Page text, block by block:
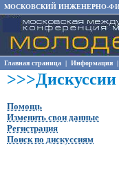
МОСКОВСКИЙ ИНЖЕНЕРНО-
Главная страница | Информация |
>>>Дискуссии
Помощь
Изменить свои данные
Регистрация
Поиск по дискуссиям